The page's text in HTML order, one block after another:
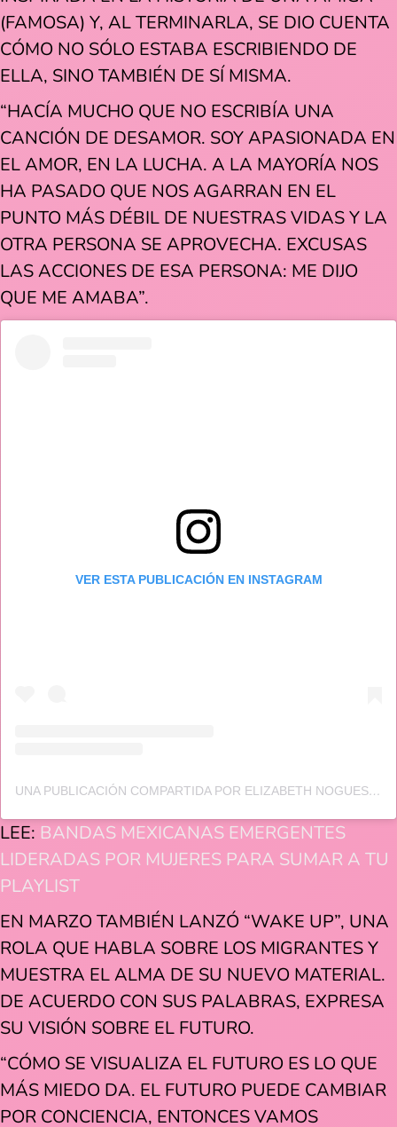
(FAMOSA) Y, AL TERMINARLA, SE DIO CUENTA
CÓMO NO SÓLO ESTABA ESCRIBIENDO DE
ELLA, SINO TAMBIÉN DE SÍ MISMA.
“HACÍA MUCHO QUE NO ESCRIBÍA UNA
CANCIÓN DE DESAMOR. SOY APASIONADA EN
EL AMOR, EN LA LUCHA. A LA MAYORÍA NOS
HA PASADO QUE NOS AGARRAN EN EL
PUNTO MÁS DÉBIL DE NUESTRAS VIDAS Y LA
OTRA PERSONA SE APROVECHA. EXCUSAS
LAS ACCIONES DE ESA PERSONA: ME DIJO
QUE ME AMABA”.
VER ESTA PUBLICACIÓN EN INSTAGRAM
UNA PUBLICACIÓN COMPARTIDA POR ELIZABETH NOGUES (@ELISPAPRIKA)
LEE: BANDAS MEXICANAS EMERGENTES
LIDERADAS POR MUJERES PARA SUMAR A TU
PLAYLIST
EN MARZO TAMBIÉN LANZÓ “WAKE UP”, UNA
ROLA QUE HABLA SOBRE LOS MIGRANTES Y
MUESTRA EL ALMA DE SU NUEVO MATERIAL.
DE ACUERDO CON SUS PALABRAS, EXPRESA
SU VISIÓN SOBRE EL FUTURO.
“CÓMO SE VISUALIZA EL FUTURO ES LO QUE
MÁS MIEDO DA. EL FUTURO PUEDE CAMBIAR
POR CONCIENCIA, ENTONCES VAMOS